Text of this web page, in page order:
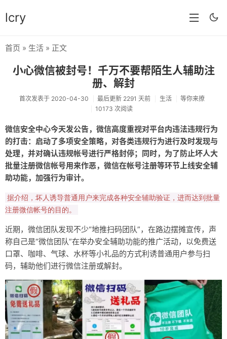
lcry
分类
分享
教程
生活
归档
友链
关于
首页 » 生活 » 正文
小心微信被封号！千万不要帮陌生人辅助注
册、解封
首次发表于 2020-04-30 最后更新 2291 天前 生活
等你来撩
10173 次阅读
微信安全中心今天发公告，微信高度重视对平台内违法违规行为
的打击：启动了多项安全策略，对各类违规行为进行及时发现与
处理，并对确认违规帐号进行严格封停；同时，为了防止坏人大
批量注册微信帐号用来作恶，微信在帐号注册等环节上线安全辅
助功能，加强行为审计。
据介绍，坏人诱导普通用户来完成各种安全辅助验证，进而达到批量
注册微信帐号的目的。
近期，微信团队发现不少“地推扫码团队”，在路边摆摊宣传，声
称自己是“微信团队”在举办安全辅助功能的推广活动，以免费送
口罩、咖啡、气球、水杯等小礼品的方式利诱普通用户参与扫
码，辅助他们进行微信注册或解封。